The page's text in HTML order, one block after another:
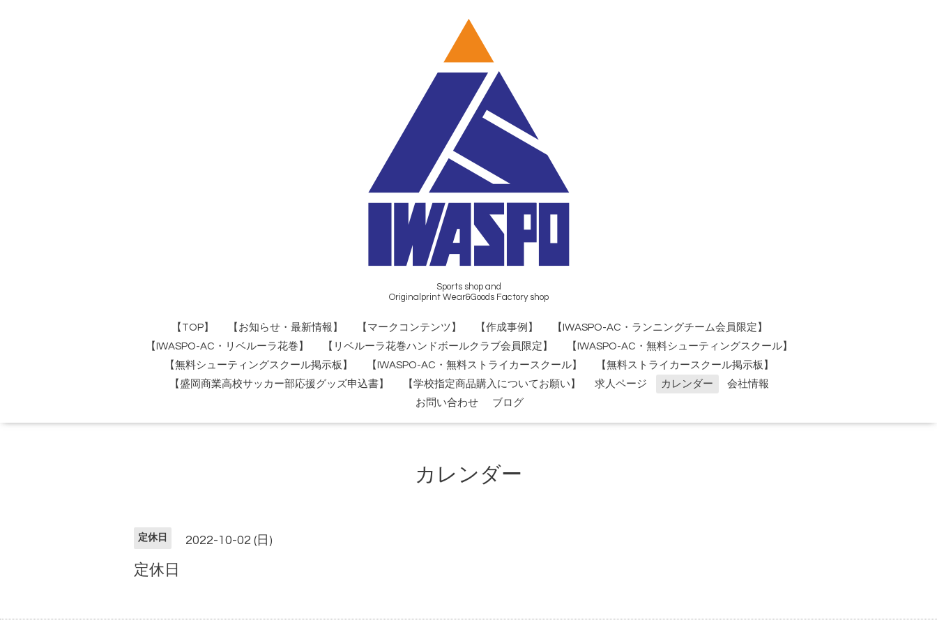
Sports shop and
Originalprint Wear&Goods Factory shop
【TOP】 【お知らせ・最新情報】 【マークコンテンツ】 【作成事例】
【IWASPO-AC・ランニングチーム会員限定】
【IWASPO-AC・リベルーラ花巻】
【リベルーラ花巻ハンドボールクラブ会員限定】
【IWASPO-AC・無料シューティングスクール】
【無料シューティングスクール掲示板】
【IWASPO-AC・無料ストライカースクール】
【無料ストライカースクール掲示板】
【盛岡商業高校サッカー部応援グッズ申込書】
【学校指定商品購入についてお願い】 求人ページ カレンダー
会社情報
お問い合わせ
ブログ
カレンダー
定休日 2022-10-02 (日)
定休日